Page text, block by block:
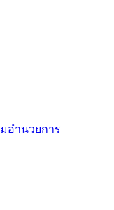
อำนวยการ